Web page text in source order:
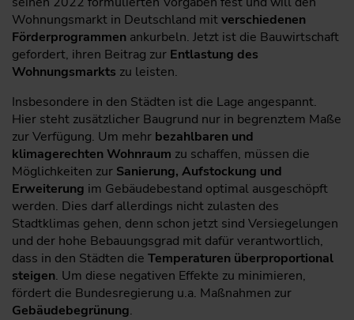
Wohnungsmarkt in Deutschland mitverschiedenen
Förderprogrammen ankurbeln. Jetzt ist die Bauwirtschaft
gefordert, ihren Beitrag zur Entlastung des
Wohnungsmarkts zu leisten.
Insbesondere in den Städten ist die Lage angespannt.
Hier steht zusätzlicher Baugrund nur in begrenztem Maße
zur Verfügung. Um mehr bezahlbaren und
klimagerechten Wohnraum zu schaffen, müssen die
Möglichkeiten zur Sanierung, Aufstockung und
Erweiterung im Gebäudebestand optimal ausgeschöpft
werden. Dies darf allerdings nicht zulasten des
Stadtklimas gehen, denn schon jetzt sind Versiegelungen
und der hohe Bebauungsgrad mit dafür verantwortlich,
dass in den Städten die Temperaturen überproportional
steigen. Um diese negativen Effekte zu minimieren,
fördert die Bundesregierung u.a. Maßnahmen zur
Gebäudebegrünung.